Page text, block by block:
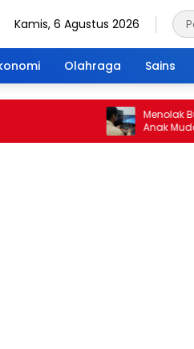
Kamis, 6 Agustus 2026
Olahraga Sains
Menolak Bumi
Anak Muda
Portal Waktu